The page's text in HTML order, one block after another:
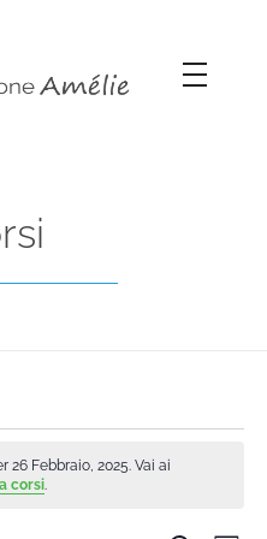
26 Febbraio, 2025. Vai ai
corsi.